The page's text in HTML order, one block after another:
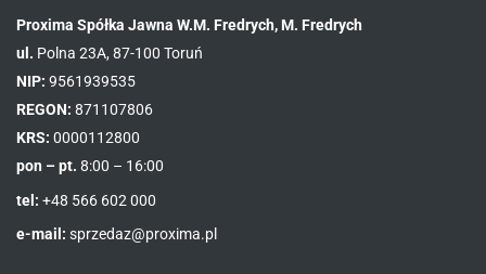
Proxima Spółka Jawna W.M. Fredrych, M. Fredrych
ul. Polna 23A, 87-100 Toruń
NIP: 9561939535
REGON: 871107806
KRS: 0000112800
pon – pt. 8:00 – 16:00
tel: +48 566 602 000
e-mail: sprzedaz@proxima.pl